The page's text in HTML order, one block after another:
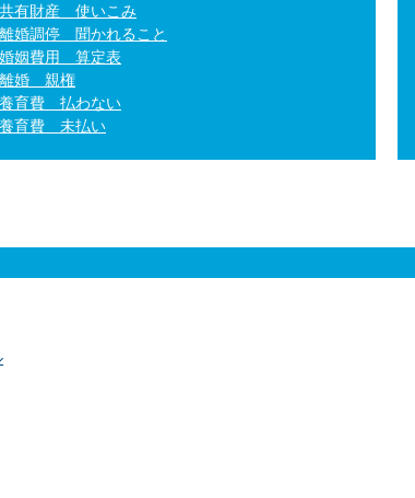
共有財産 使いこみ
離婚調停 聞かれること
婚姻費用 算定表
離婚 親権
養育費 払わない
養育費 未払い